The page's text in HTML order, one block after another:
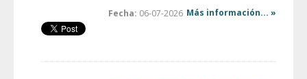
Fecha: 06-07-2026 Más información... »